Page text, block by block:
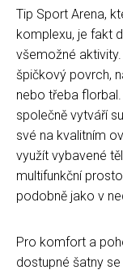
Tip Sport Arena,
komplexu, je fakt
všemožné
špičkový povrch,
nebo třeba
společně vytváří
své na kvalitním
využít vybavené
multifunkční
podobně jako v
Pro komfort a
dostupné šatny